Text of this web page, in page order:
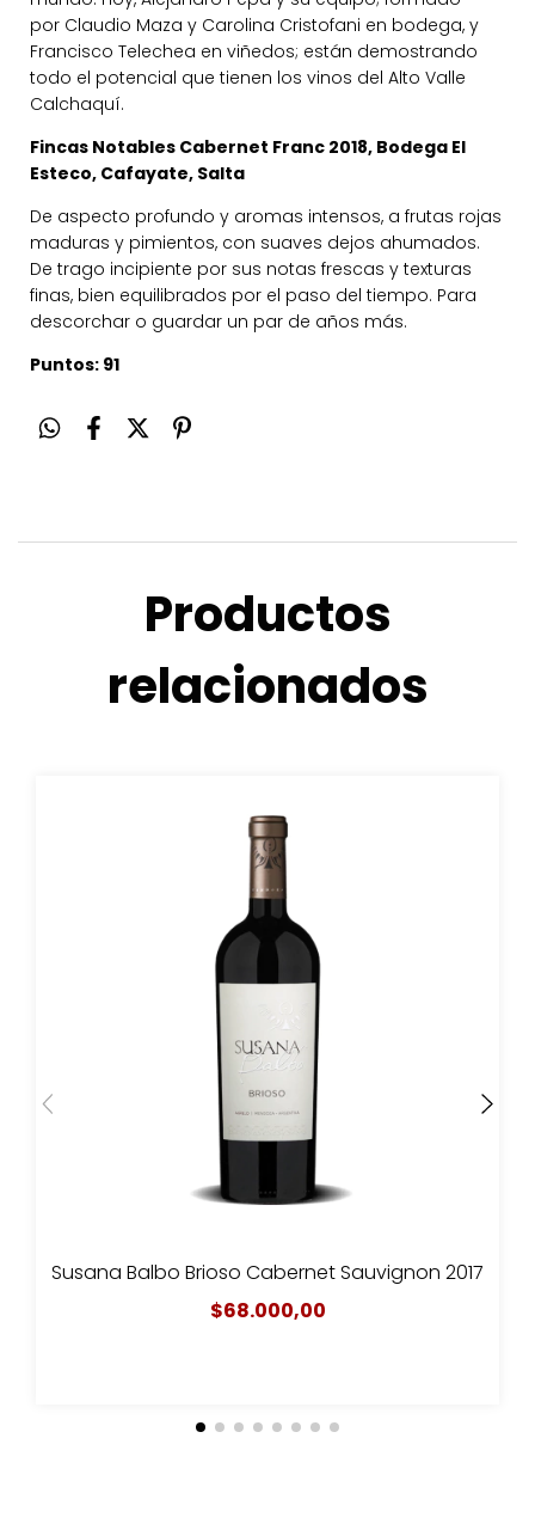
por Claudio Maza y Carolina Cristofani en bodega, y
Francisco Telechea en viñedos; están demostrando
todo el potencial que tienen los vinos del Alto Valle
Calchaquí.
Fincas Notables Cabernet Franc 2018, Bodega El
Esteco, Cafayate, Salta
De aspecto profundo y aromas intensos, a frutas rojas
maduras y pimientos, con suaves dejos ahumados.
De trago incipiente por sus notas frescas y texturas
finas, bien equilibrados por el paso del tiempo. Para
descorchar o guardar un par de años más.
Puntos: 91
Productos
relacionados
Susana Balbo Brioso Cabernet Sauvignon 2017
$68.000,00